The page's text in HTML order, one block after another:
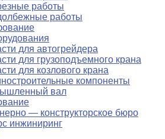
работы
работы
для автогрейдера
для грузоподъемного крана
для козлового крана
компоненты
вал
— конструкторское бюро
инжиниринг